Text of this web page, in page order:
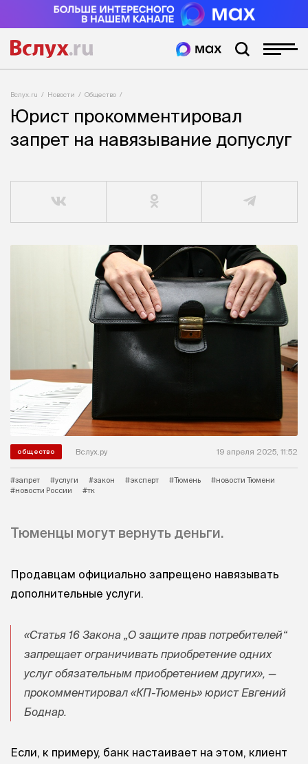
Вслух.ru Новости Общество
Юрист прокомментировал
запрет на навязывание допуслуг
общество Вслух.ру 19 апреля 2025, 11:52
#запрет #услуги #закон #эксперт #Тюмень
#новости Тюмени
#новости России
#тк
Тюменцы могут вернуть деньги.
Продавцам официально запрещено навязывать
дополнительные услуги.
«Статья 16 Закона „О защите прав потребителей“
запрещает ограничивать приобретение одних
услуг обязательным приобретением других», —
прокомментировал «КП-Тюмень» юрист Евгений
Боднар.
Если, к примеру, банк настаивает на этом, клиент